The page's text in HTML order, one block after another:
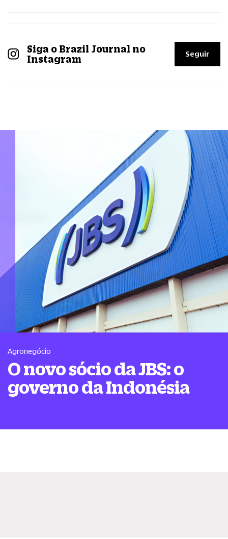
Siga o Brazil Journal no
Instagram
Seguir
Agronegócio
O novo sócio da JBS: o
governo da Indonésia